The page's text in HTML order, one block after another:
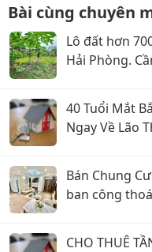
Bài cùng chuyên
Lô đất hơn
Hải Phòng.
40 Tuổi Mắt
Ngay Về Lão
Bán Chung
ban công
CHO THUÊ